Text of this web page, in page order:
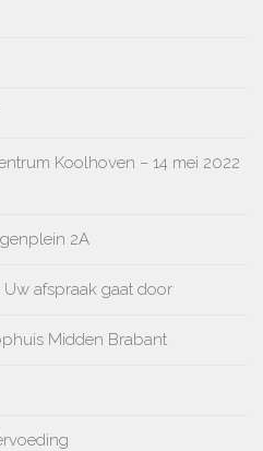
Koolhoven – 14 mei 2022
2A
Uw afspraak gaat door
Midden Brabant